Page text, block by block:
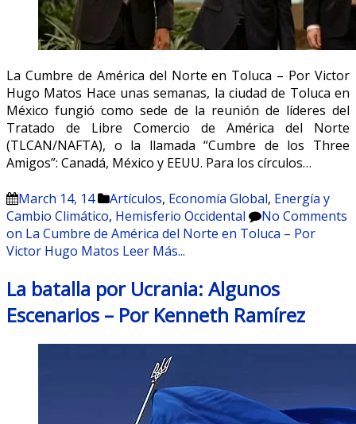
La Cumbre de América del Norte en Toluca – Por Victor
Hugo Matos Hace unas semanas, la ciudad de Toluca en
México fungió como sede de la reunión de líderes del
Tratado de Libre Comercio de América del Norte
(TLCAN/NAFTA), o la llamada “Cumbre de los Three
Amigos”: Canadá, México y EEUU. Para los círculos…
March 14, 14 Artículos, Economía Global, Energía y
Cambio Climático, Hemisferio Occidental
No Comments
on La Cumbre de América del Norte en Toluca – Por
Victor Hugo Matos Leer Más...
La batalla por Ucrania: Algunos
Escenarios – Por Kenneth Ramírez